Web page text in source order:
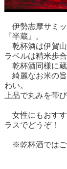
伊勢志摩サミッ
『半蔵』。
乾杯酒は伊賀山
ラベルは精米歩
乾杯酒同様に蔵
綺麗なお米の旨
わい。
上品で丸みを帯
女性にもおすす
ラスでどうぞ！
※乾杯酒ではご